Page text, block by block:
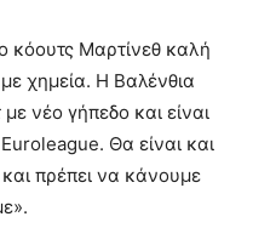
κόουτς Μαρτίνεθ καλή
χημεία. Η Βαλένθια
νέο γήπεδο και είναι
Θα είναι και
πρέπει να κάνουμε